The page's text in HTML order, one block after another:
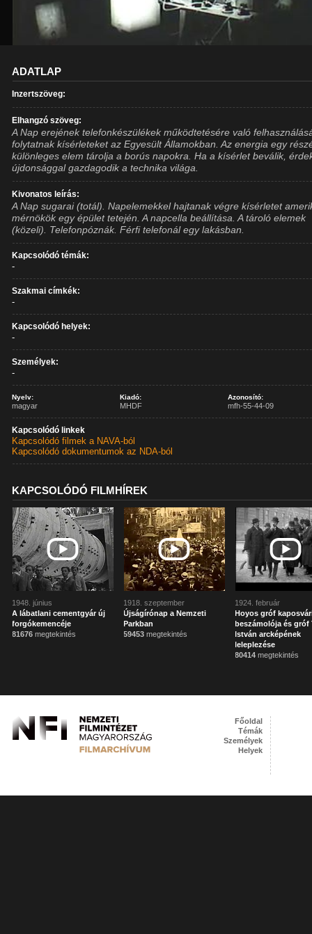
ADATLAP
Inzertszöveg:
Elhangzó szöveg:
A Nap erejének telefonkészülékek működtetésére való
folytatnak kísérleteket az Egyesült Államokban. Az energia egy
különleges elem tárolja a borús napokra. Ha a kísérlet beválik,
újdonsággal gazdagodik a technika világa.
Kivonatos leírás:
A Nap sugarai (totál). Napelemekkel hajtanak végre kísérletet
mérnökök egy épület tetején. A napcella beállítása. A tároló elemek
(közeli). Telefonpóznák. Férfi telefonál egy lakásban.
Kapcsolódó témák:
-
Szakmai címkék:
-
Kapcsolódó helyek:
-
Személyek:
-
Nyelv:
magyar
Kiadó:
MHDF
Azonosító:
mfh-55-44-09
Kapcsolódó linkek
Kapcsolódó filmek a NAVA-ból
Kapcsolódó dokumentumok az NDA-ból
KAPCSOLÓDÓ FILMHÍREK
1948. június
A lábatlani cementgyár új
forgókemencéje
81676 megtekintés
1918. szeptember
Újságírónap a Nemzeti
Parkban
59453 megtekintés
1924. február
Hoyos gróf
beszámolója és gróf
István arcképének
leleplezése
80414 megtekintés
Főoldal
Témák
Személyek
Helyek